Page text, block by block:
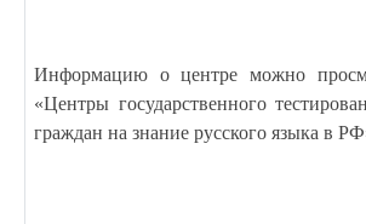
Информацию о центре можно
«Центры государственного
граждан на знание русского языка в